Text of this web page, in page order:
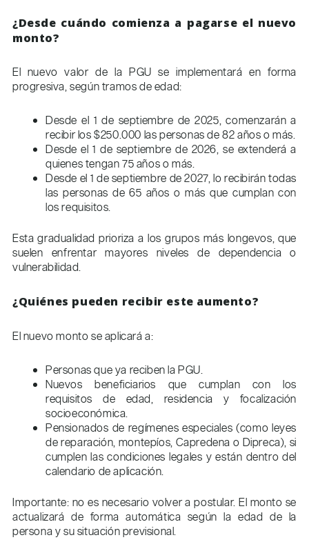
¿Desde cuándo comienza a pagarse el nuevo
monto?
El nuevo valor de la PGU se implementará en forma
progresiva, según tramos de edad:
Desde el 1 de septiembre de 2025, comenzarán a
recibir los $250.000 las personas de 82 años o más.
Desde el 1 de septiembre de 2026, se extenderá a
quienes tengan 75 años o más.
Desde el 1 de septiembre de 2027, lo recibirán todas
las personas de 65 años o más que cumplan con
los requisitos.
Esta gradualidad prioriza a los grupos más longevos, que
suelen enfrentar mayores niveles de dependencia o
vulnerabilidad.
¿Quiénes pueden recibir este aumento?
El nuevo monto se aplicará a:
Personas que ya reciben la PGU.
Nuevos beneficiarios que cumplan con los
requisitos de edad, residencia y focalización
socioeconómica.
Pensionados de regímenes especiales (como leyes
de reparación, montepíos, Capredena o Dipreca), si
cumplen las condiciones legales y están dentro del
calendario de aplicación.
Importante: no es necesario volver a postular. El monto se
actualizará de forma automática según la edad de la
persona y su situación previsional.